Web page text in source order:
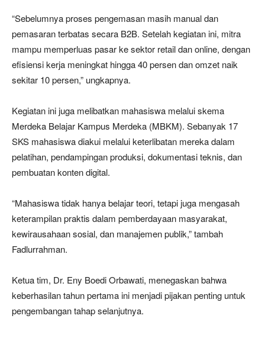
“Sebelumnya proses pengemasan masih manual dan
pemasaran terbatas secara B2B. Setelah kegiatan ini, mitra
mampu memperluas pasar ke sektor retail dan online, dengan
efisiensi kerja meningkat hingga 40 persen dan omzet naik
sekitar 10 persen,” ungkapnya.
Kegiatan ini juga melibatkan mahasiswa melalui skema
Merdeka Belajar Kampus Merdeka (MBKM). Sebanyak 17
SKS mahasiswa diakui melalui keterlibatan mereka dalam
pelatihan, pendampingan produksi, dokumentasi teknis, dan
pembuatan konten digital.
“Mahasiswa tidak hanya belajar teori, tetapi juga mengasah
keterampilan praktis dalam pemberdayaan masyarakat,
kewirausahaan sosial, dan manajemen publik,” tambah
Fadlurrahman.
Ketua tim, Dr. Eny Boedi Orbawati, menegaskan bahwa
keberhasilan tahun pertama ini menjadi pijakan penting untuk
pengembangan tahap selanjutnya.